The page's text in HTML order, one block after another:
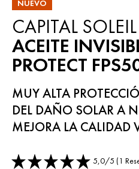
NUEVO
CAPITAL SOLEIL
ACEITE
PROTECT
MUY ALTA
DEL DAÑO SOLAR A
MEJORA LA CALIDAD
5,0/5 (1